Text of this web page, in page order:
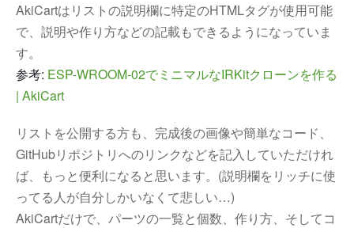
AkiCartはリストの説明欄に特定のHTMLタグが使用可能
で、説明や作り方などの記載もできるようになっていま
す。
参考: ESP-WROOM-02でミニマルなIRKitクローンを作る
| AkiCart
リストを公開する方も、完成後の画像や簡単なコード、
GitHubリポジトリへのリンクなどを記入していただけれ
ば、もっと便利になると思います。(説明欄をリッチに使
ってる人が自分しかいなくて悲しい…)
AkiCartだけで、パーツの一覧と個数、作り方、そしてコ